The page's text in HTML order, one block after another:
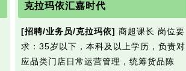
克拉玛依汇嘉时代
[招聘/业务员/克拉玛依] 商超课长 岗位要
求：35岁以下，本科及以上学历，负责对
应品类门店日常运营管理，统筹货品陈